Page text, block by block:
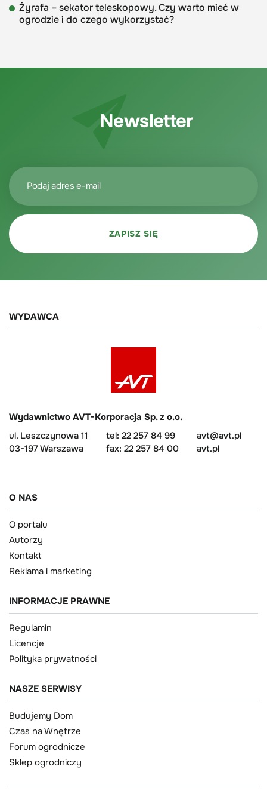
Żyrafa – sekator teleskopowy. Czy warto mieć w
ogrodzie i do czego wykorzystać?
Newsletter
WYDAWCA
Wydawnictwo AVT-Korporacja Sp. z o.o.
ul. Leszczynowa 11
03-197 Warszawa
tel: 22 257 84 99
fax: 22 257 84 00
avt@avt.pl
avt.pl
O NAS
O portalu
Autorzy
Kontakt
Reklama i marketing
INFORMACJE PRAWNE
Regulamin
Licencje
Polityka prywatności
NASZE SERWISY
Budujemy Dom
Czas na Wnętrze
Forum ogrodnicze
Sklep ogrodniczy